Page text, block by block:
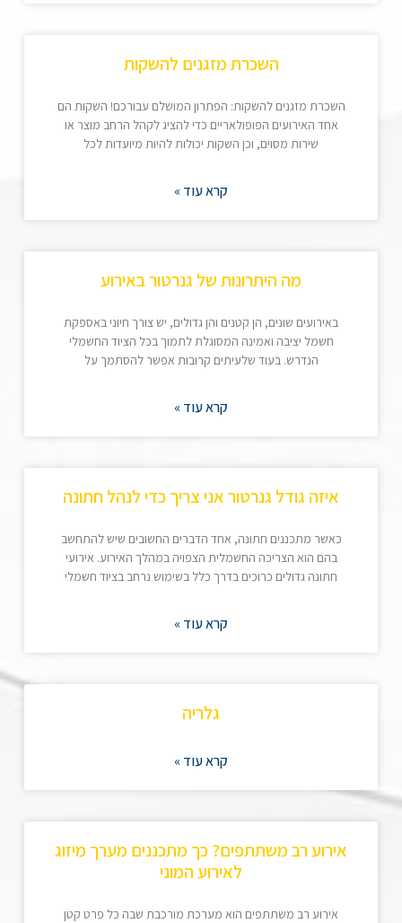
השכרת מזגנים להשקות
השכרת מזגנים להשקות: הפתרון המושלם עבורכם! השקות הם
אחד האירועים הפופולאריים כדי להציג לקהל הרחב מוצר או
שירות מסוים, וכן השקות יכולות להיות מיועדות לכל
קרא עוד »
מה היתרונות של גנרטור באירוע
באירועים שונים, הן קטנים והן גדולים, יש צורך חיוני באספקת
חשמל יציבה ואמינה המסוגלת לתמוך בכל הציוד החשמלי
הנדרש. בעוד שלעיתים קרובות אפשר להסתמך על
קרא עוד »
איזה גודל גנרטור אני צריך כדי לנהל חתונה
כאשר מתכננים חתונה, אחד הדברים החשובים שיש להתחשב
בהם הוא הצריכה החשמלית הצפויה במהלך האירוע. אירועי
חתונה גדולים כרוכים בדרך כלל בשימוש נרחב בציוד חשמלי
קרא עוד »
גלריה
קרא עוד »
אירוע רב משתתפים? כך מתכננים מערך מיזוג
לאירוע המוני
אירוע רב משתתפים הוא מערכת מורכבת שבה כל פרט קטן